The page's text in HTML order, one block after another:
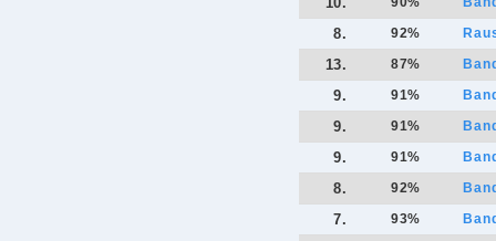
8. 92%
13. 87%
9. 91%
9. 91%
9. 91%
8. 92%
7. 93%